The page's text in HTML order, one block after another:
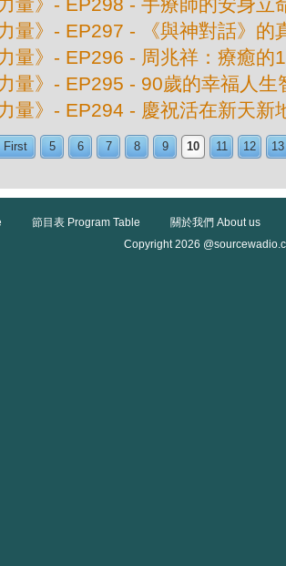
量》- EP297 - 《與神對話》的
量》- EP296 - 周兆祥：療癒的
量》- EP295 - 90歲的幸福人生
量》- EP294 - 慶祝活在新天新
First 5 6 7 8 9 10 11 12 13
節目表 Program Table
關於我們 About us
Copyright 2026